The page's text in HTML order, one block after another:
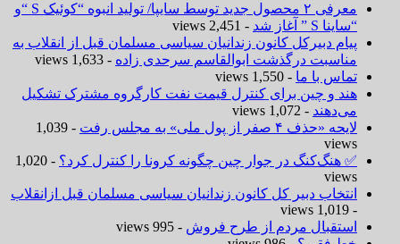
معرفی ۲ محصول جدید توسط سایپا/ تولید انبوه “کوئیک S “و
“ساینا S ” آغاز شد
- 2,451 views
پیام دبیرکل کانون زندانیان سیاسی مسلمان قبل از انقلاب به
مناسبت درگذشت ابوالقاسم سرحدی زاده - 1,633 views
تماس با ما - 1,550 views
هند و چین برای کنترل قیمت نفت کارگروه مشترک تشکیل
می‌دهند - 1,072 views
لایحه «حذف ۴ صفر از پول ملی» به مجلس رفت
- 1,039
views
✅ هنگ‌کنگ در جوار چین چگونه کرونا را کنترل کرد؟
- 1,020
views
انتخاب دبیر کل کانون زندانیان سیاسی مسلمان قبل ازانقلاب
- 1,019 views
استقبال مردم از طرح فروش - 995 views